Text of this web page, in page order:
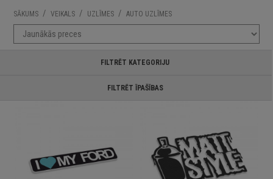
SĀKUMS / VEIKALS / UZLĪMES / AUTO UZLĪMES
FILTRĒT KATEGORIJU
FILTRĒT ĪPAŠĪBAS